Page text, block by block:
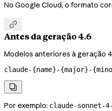
No Google Cloud, o formato

Antes da geração 4.6
Modelos anteriores à geração
claude-{name}-{major}-

Por exemplo: claude-sonnet-